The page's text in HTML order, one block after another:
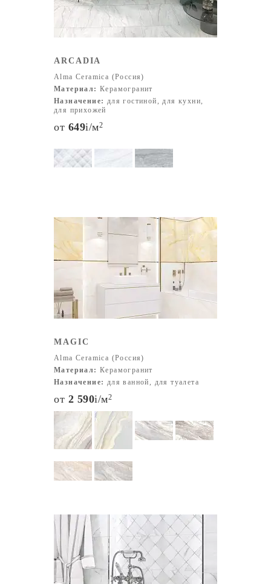
ARCADIA
Alma Ceramica (Россия)
Материал: Керамогранит
Назначение: для гостиной, для кухни,
для прихожей
от 649i/м2
MAGIC
Alma Ceramica (Россия)
Материал: Керамогранит
Назначение: для ванной, для туалета
от 2 590i/м2